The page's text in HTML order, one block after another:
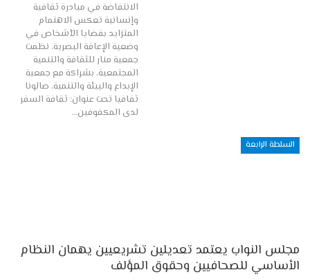
الانتفاضة في مبادرة ثقافية
وإنسانية تعكس الاهتمام
المتزايد بقضايا الأشخاص في
وضعية الإعاقة البصرية، نظمت
جمعية منار للثقافة والتنمية
المجتمعية، بشراكة مع جمعية
الإبداع والبيئة والتنمية، صالونا
ثقافيا تحت عنوان: ثقافة السفر
لدى المكفوفين…
السلطة الرابعة
مجلس النواب يعتمد تعديلين تشريعيين يهمان النظام
الأساسي للصحافيين وحقوق المؤلف